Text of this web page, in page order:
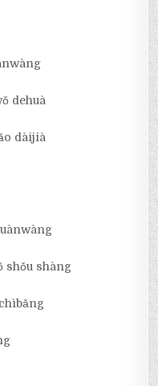
dehuà
dàijià
shǒu shàng